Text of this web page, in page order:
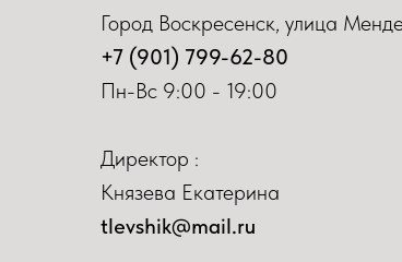
Город Воскресенск, улица
+7 (901) 799-62-80
Пн-Вс 9:00 - 19:00
Директор :
Князева Екатерина
tlevshik@mail.ru